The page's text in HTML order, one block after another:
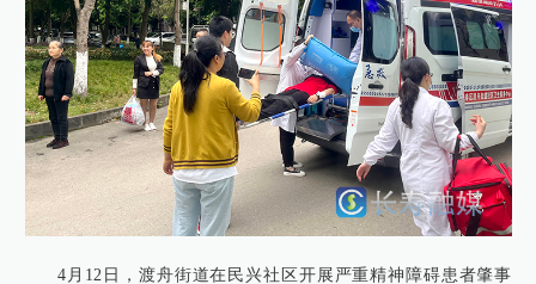
4月12日，渡舟街道在民兴社区开展严重精神障碍患者肇事